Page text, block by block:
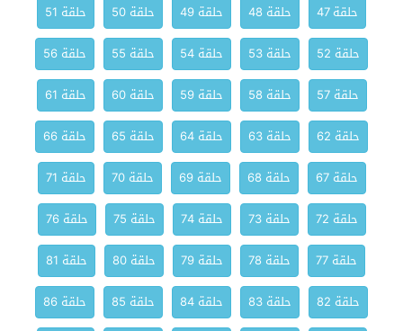
حلقة 47
حلقة 48 حلقة 49 حلقة 50
حلقة 51
حلقة 52
حلقة 53 حلقة 54 حلقة 55
حلقة 56
حلقة 57
حلقة 58 حلقة 59 حلقة 60
حلقة 61
حلقة 62
حلقة 63 حلقة 64 حلقة 65
حلقة 66
حلقة 67
حلقة 68 حلقة 69 حلقة 70
حلقة 71
حلقة 72
حلقة 73 حلقة 74 حلقة 75
حلقة 76
حلقة 77
حلقة 78 حلقة 79 حلقة 80
حلقة 81
حلقة 82
حلقة 83 حلقة 84 حلقة 85
حلقة 86